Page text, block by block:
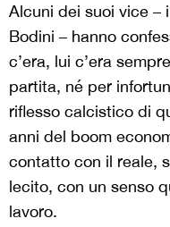
Alcuni dei suoi vice –
Bodini – hanno
c’era, lui c’era
partita, né per
riflesso calcistico di
anni del boom
contatto con il reale,
lecito, con un senso
lavoro.